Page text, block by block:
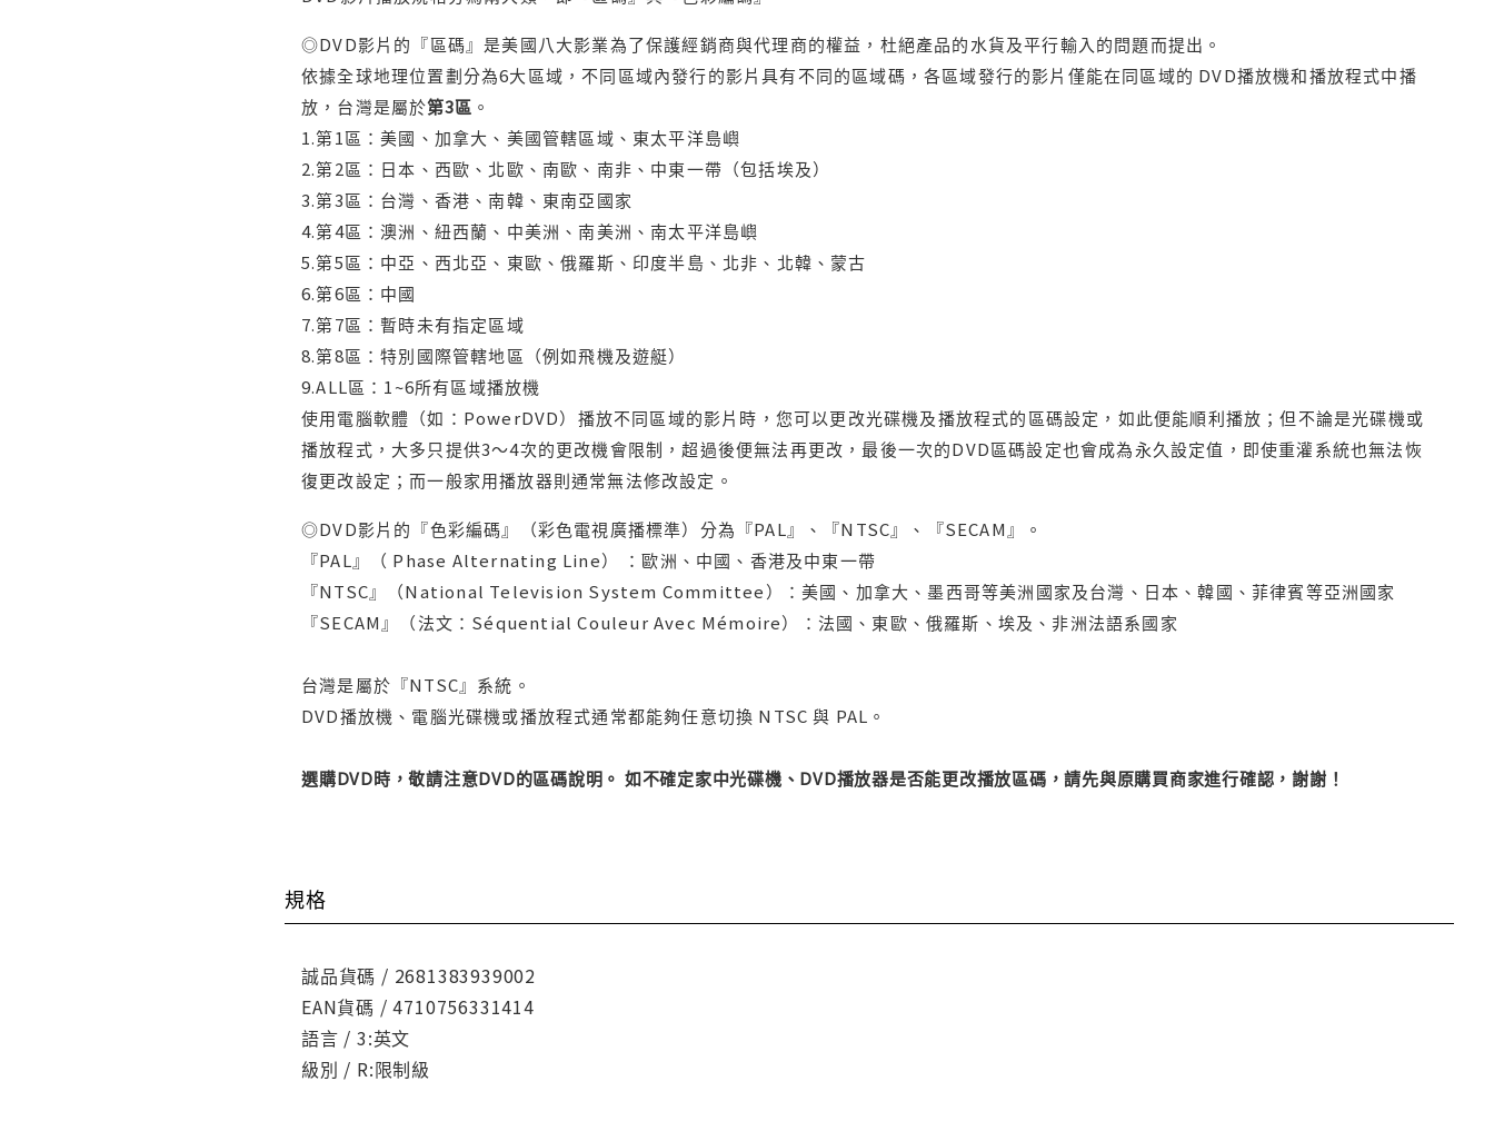
◎DVD影片的『區碼』是美國八大影業為了保護經銷商與代理商的權益，杜絕產品的水貨及平行輸入的問題而提出。
依據全球地理位置劃分為6大區域，不同區域內發行的影片具有不同的區域碼，各區域發行的影片僅能在同區域的 DVD播放機和播放程式中播
放，台灣是屬於第3區 。
1.第1區：美國、加拿大、美國管轄區域、東太平洋島嶼
2.第2區：日本、西歐、北歐、南歐、南非、中東一帶（包括埃及）
3.第3區：台灣、香港、南韓、東南亞國家
4.第4區：澳洲、紐西蘭、中美洲、南美洲、南太平洋島嶼
5.第5區：中亞、西北亞、東歐、俄羅斯、印度半島、北非、北韓、蒙古
6.第6區：中國
7.第7區：暫時未有指定區域
8.第8區：特別國際管轄地區（例如飛機及遊艇）
9.ALL區：1~6所有區域播放機
使用電腦軟體（如：PowerDVD）播放不同區域的影片時，您可以更改光碟機及播放程式的區碼設定，如此便能順利播放；但不論是光碟機或
播放程式，大多只提供3～4次的更改機會限制，超過後便無法再更改，最後一次的DVD區碼設定也會成為永久設定值，即使重灌系統也無法恢
復更改設定；而一般家用播放器則通常無法修改設定。
◎DVD影片的『色彩編碼』（彩色電視廣播標準）分為『PAL』、『NTSC』、『SECAM』。
『PAL』（ Phase Alternating Line） ：歐洲、中國、香港及中東一帶
『NTSC』（National Television System Committee）：美國、加拿大、墨西哥等美洲國家及台灣、日本、韓國、菲律賓等亞洲國家
『SECAM』（法文：Séquential Couleur Avec Mémoire）：法國、東歐、俄羅斯、埃及、非洲法語系國家
台灣是屬於『NTSC』系統。
DVD播放機、電腦光碟機或播放程式通常都能夠任意切換 NTSC 與 PAL。
選購DVD時，敬請注意DVD的區碼說明。 如不確定家中光碟機、DVD播放器是否能更改播放區碼，請先與原購買商家進行確認，謝謝！
規格
誠品貨碼 / 2681383939002
EAN貨碼 / 4710756331414
語言 / 3:英文
級別 / R:限制級